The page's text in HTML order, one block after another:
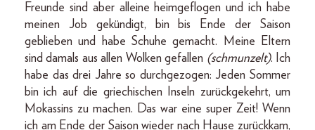
Freunde sind aber alleine heimgeflogen und ich habe
meinen Job gekündigt, bin bis Ende der Saison
geblieben und habe Schuhe gemacht. Meine Eltern
sind damals aus allen Wolken gefallen (schmunzelt). Ich
habe das drei Jahre so durchgezogen: Jeden Sommer
bin ich auf die griechischen Inseln zurückgekehrt, um
Mokassins zu machen. Das war eine super Zeit! Wenn
ich am Ende der Saison wieder nach Hause zurückkam,